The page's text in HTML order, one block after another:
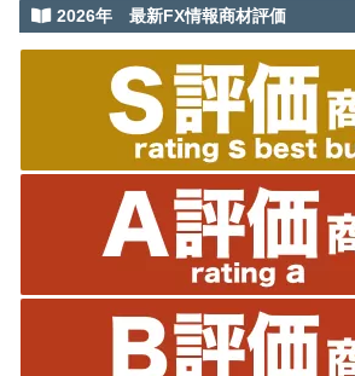
2026年 最新FX情報商材評価